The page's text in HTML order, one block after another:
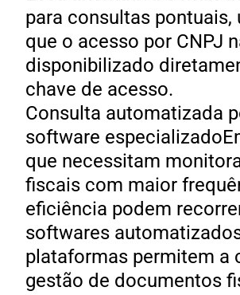
para consultas pontuais,
que o acesso por CNPJ
disponibilizado
chave de acesso.
Consulta automatizada
software
que necessitam
fiscais com maior
eficiência podem
softwares
plataformas permitem a
gestão de documentos